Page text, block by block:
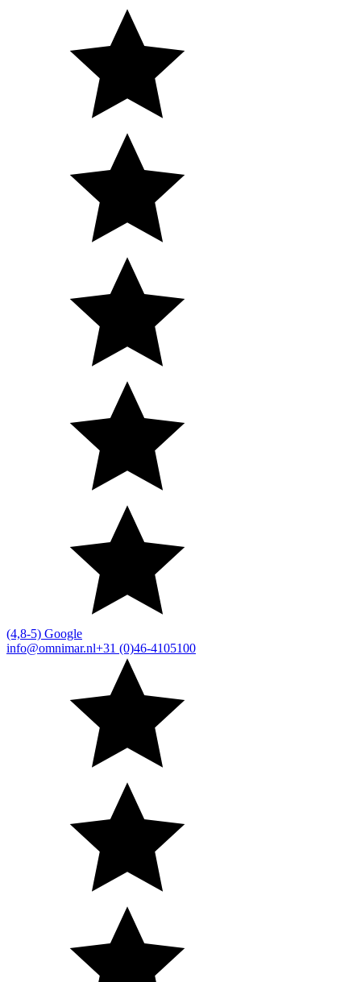
(4,8-5) Google
info@omnimar.nl+31 (0)46-4105100